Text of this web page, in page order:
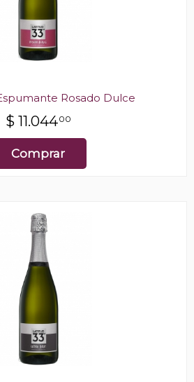
Rosado Dulce
$ 11.04400
Comprar